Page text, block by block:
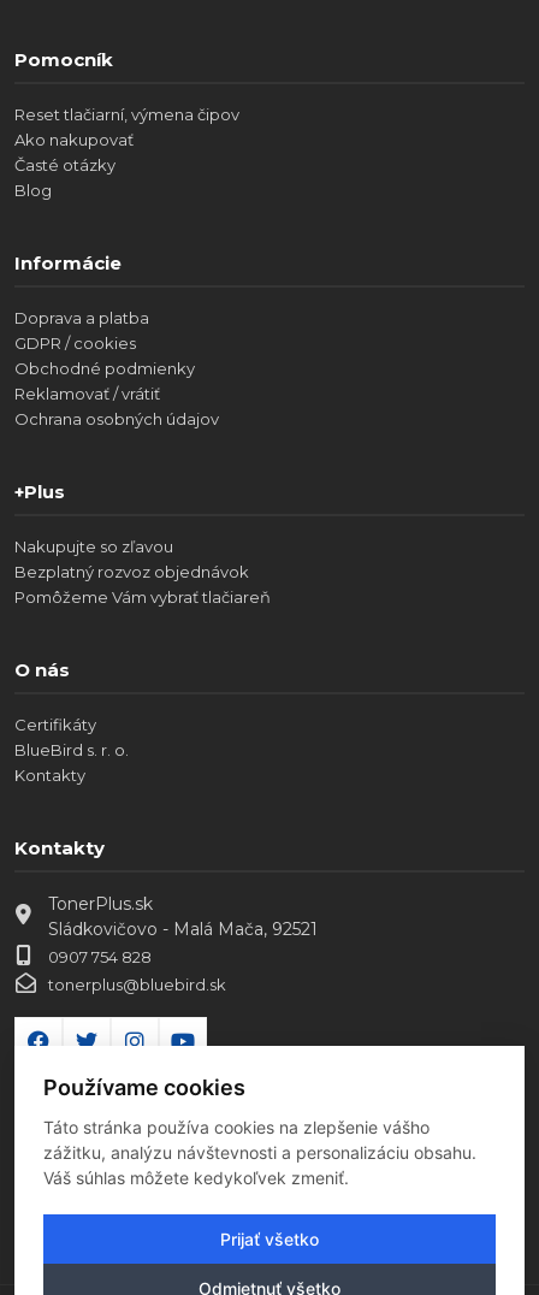
Pomocník
Reset tlačiarní, výmena čipov
Ako nakupovať
Časté otázky
Blog
Informácie
Doprava a platba
GDPR / cookies
Obchodné podmienky
Reklamovať / vrátiť
Ochrana osobných údajov
+Plus
Nakupujte so zľavou
Bezplatný rozvoz objednávok
Pomôžeme Vám vybrať tlačiareň
O nás
Certifikáty
BlueBird s. r. o.
Kontakty
Kontakty
TonerPlus.sk
Sládkovičovo - Malá Mača, 92521
0907 754 828
tonerplus@bluebird.sk
Používame cookies
Táto stránka používa cookies na zlepšenie vášho
zážitku, analýzu návštevnosti a personalizáciu obsahu.
Váš súhlas môžete kedykoľvek zmeniť.
Prijať všetko
Odmietnuť všetko